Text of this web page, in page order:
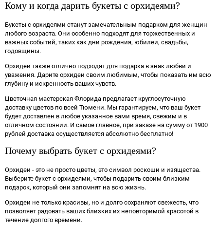
Кому и когда дарить букеты с орхидеями?
Букеты с орхидеями станут замечательным подарком для женщин
любого возраста. Они особенно подходят для торжественных и
важных событий, таких как дни рождения, юбилеи, свадьбы,
годовщины.
Орхидеи также отлично подходят для подарка в знак любви и
уважения. Дарите орхидеи своим любимым, чтобы показать им всю
глубину и искренность ваших чувств.
Цветочная мастерская Флорида предлагает круглосуточную
доставку цветов по всей Тюмени. Мы гарантируем, что ваш букет
будет доставлен в любое указанное вами время, свежим и в
отличном состоянии. И самое главное, при заказе на сумму от 1900
рублей доставка осуществляется абсолютно бесплатно!
Почему выбрать букет с орхидеями?
Орхидеи - это не просто цветы, это символ роскоши и изящества.
Выберите букет с орхидеями, чтобы подарить своим близким
подарок, который они запомнят на всю жизнь.
Орхидеи не только красивы, но и долго сохраняют свежесть, что
позволяет радовать ваших близких их неповторимой красотой в
течение долгого времени.